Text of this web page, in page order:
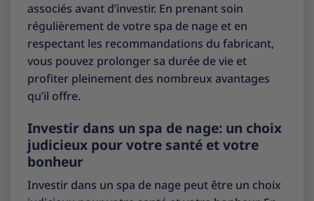
associés avant d’investir. En prenant soin
régulièrement de votre spa de nage et en
respectant les recommandations du fabricant,
vous pouvez prolonger sa durée de vie et
profiter pleinement des nombreux avantages
qu’il offre.
Investir dans un spa de nage: un choix
judicieux pour votre santé et votre
bonheur
Investir dans un spa de nage peut être un choix